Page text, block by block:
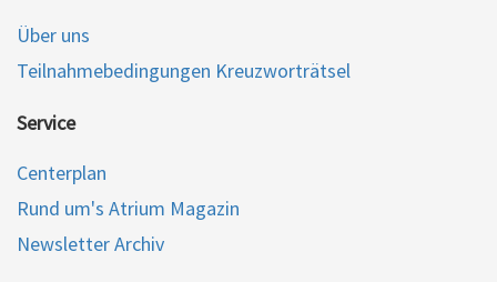
Über uns
Teilnahmebedingungen Kreuzworträtsel
Service
Centerplan
Rund um's Atrium Magazin
Newsletter Archiv